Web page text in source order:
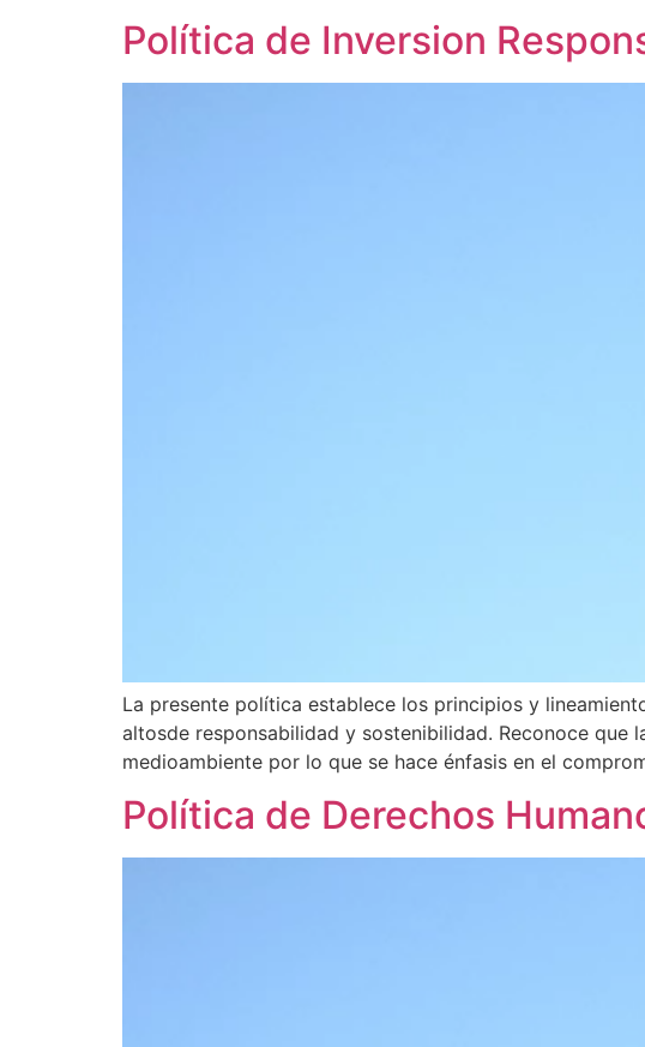
Política de Inversion
La presente política establece los principios y
altosde responsabilidad y sostenibilidad. Reconoce
medioambiente por lo que se hace énfasis en el
Política de Derechos